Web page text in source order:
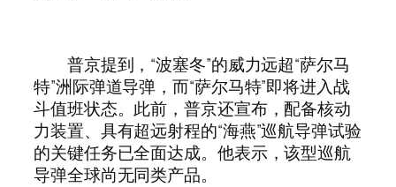
普京提到，“波塞冬”的威力远超“萨尔马
特”洲际弹道导弹，而“萨尔马特”即将进入战
斗值班状态。此前，普京还宣布，配备核动
力装置、具有超远射程的“海燕”巡航导弹试验
的关键任务已全面达成。他表示，该型巡航
导弹全球尚无同类产品。